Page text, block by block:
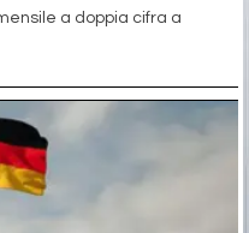
a doppia cifra a